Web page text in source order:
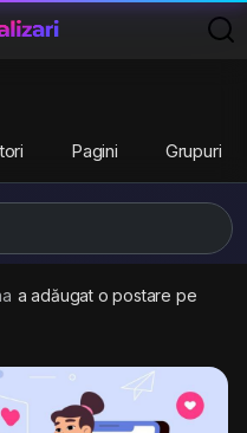
Pagini Grupuri
a adăugat o postare pe